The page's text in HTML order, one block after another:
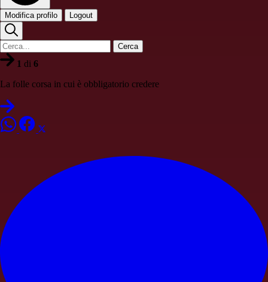
Modifica profilo Logout
Cerca
1 di 6
La folle corsa in cui è obbligatorio credere